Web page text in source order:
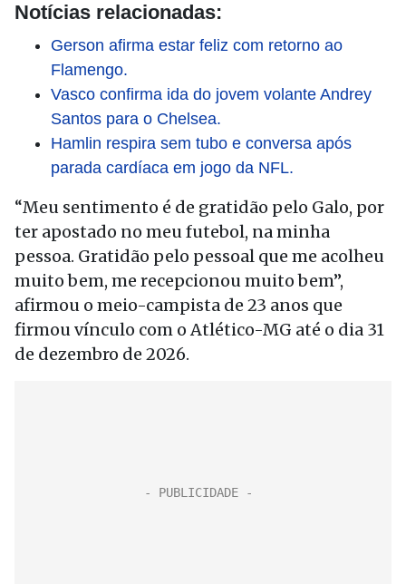
Notícias relacionadas:
Gerson afirma estar feliz com retorno ao
Flamengo.
Vasco confirma ida do jovem volante Andrey
Santos para o Chelsea.
Hamlin respira sem tubo e conversa após
parada cardíaca em jogo da NFL.
“Meu sentimento é de gratidão pelo Galo, por
ter apostado no meu futebol, na minha
pessoa. Gratidão pelo pessoal que me acolheu
muito bem, me recepcionou muito bem”,
afirmou o meio-campista de 23 anos que
firmou vínculo com o Atlético-MG até o dia 31
de dezembro de 2026.